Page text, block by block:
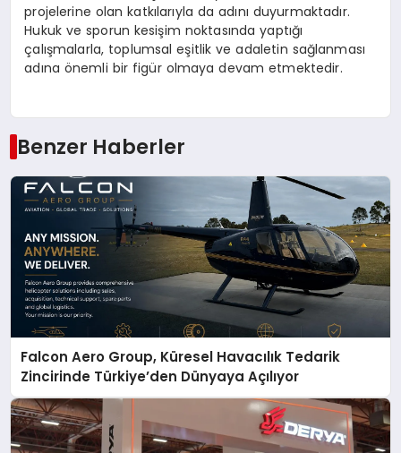
projelerine olan katkılarıyla da adını duyurmaktadır.
Hukuk ve sporun kesişim noktasında yaptığı
çalışmalarla, toplumsal eşitlik ve adaletin sağlanması
adına önemli bir figür olmaya devam etmektedir.
Benzer Haberler
Falcon Aero Group, Küresel Havacılık Tedarik
Zincirinde Türkiye’den Dünyaya Açılıyor